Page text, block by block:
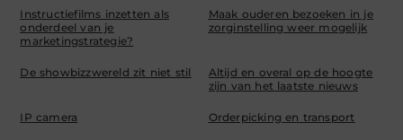
Instructiefilms inzetten als
onderdeel van je
marketingstrategie?
Maak ouderen bezoeken in je
zorginstelling weer mogelijk
De showbizzwereld zit niet stil
Altijd en overal op de hoogte
zijn van het laatste nieuws
IP camera Orderpicking en transport